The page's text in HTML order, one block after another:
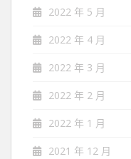
2022 年 5 月
2022 年 4 月
2022 年 3 月
2022 年 2 月
2022 年 1 月
2021 年 12 月